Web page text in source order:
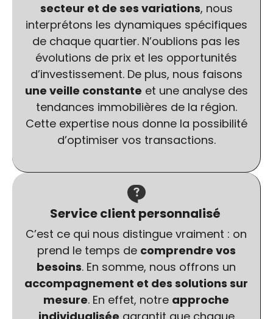
secteur et de ses variations, nous
interprétons les dynamiques spécifiques
de chaque quartier. N’oublions pas les
évolutions de prix et les opportunités
d’investissement. De plus, nous faisons
une veille constante et une analyse des
tendances immobilières de la région.
Cette expertise nous donne la possibilité
d’optimiser vos transactions.
Service client personnalisé
C’est ce qui nous distingue vraiment : on
prend le temps de comprendre vos
besoins. En somme, nous offrons un
accompagnement et des solutions sur
mesure. En effet, notre approche